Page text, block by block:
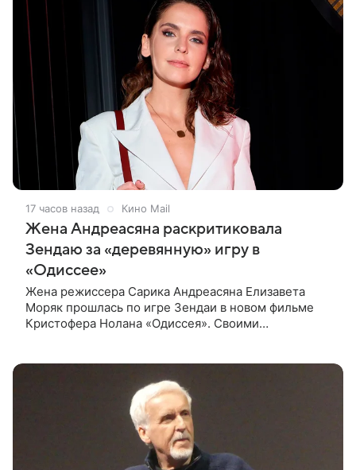
17 часов назад Кино Mail
Жена Андреасяна раскритиковала
Зендаю за «деревянную» игру в
«Одиссее»
Жена режиссера Сарика Андреасяна Елизавета
Моряк прошлась по игре Зендаи в новом фильме
Кристофера Нолана «Одиссея». Своими